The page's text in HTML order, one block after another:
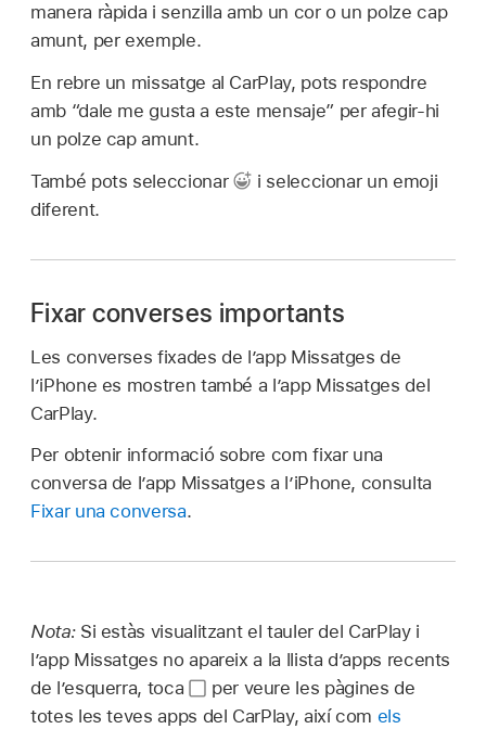
manera ràpida i senzilla amb un cor o un polze cap
amunt, per exemple.
En rebre un missatge al CarPlay, pots respondre
amb “dale me gusta a este mensaje” per afegir-hi
un polze cap amunt.
També pots seleccionar
i seleccionar un emoji
diferent.
Fixar converses importants
Les converses fixades de l’app Missatges de
l’iPhone es mostren també a l’app Missatges del
CarPlay.
Per obtenir informació sobre com fixar una
conversa de l’app Missatges a l’iPhone, consulta
Fixar una conversa.
Nota: Si estàs visualitzant el tauler del CarPlay i
l’app Missatges no apareix a la llista d’apps recents
de l’esquerra, toca
per veure les pàgines de
totes les teves apps del CarPlay, així com els